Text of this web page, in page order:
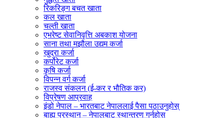
रिकरिङ्ग बचत खाता
कल खाता
चल्ती खाता
एभरेष्ट सेवानिवृत्ति अबकाश योजना
साना तथा मझौला उद्यम कर्जा
खुद्रा कर्जा
कर्पोरेट कर्जा
कृषि कर्जा
विपन्न वर्ग कर्जा
राजस्व संकलन (ई-कर र भौतिक कर)
विप्रेषण आप्रवाह
इंडो नेपाल – भारतबाट नेपाललाई पैसा पठाउनुहोस्
बाह्य प्रस्थान – नेपालबाट स्थान्तरण गर्नुहोस्